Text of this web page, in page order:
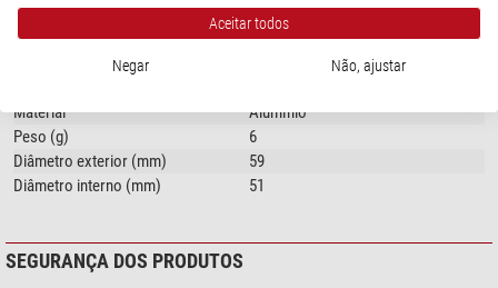
Geral
Tipo
Adaptadores
Tipo de construção
Cilíndro de extensão
Material
Alumínio
Peso (g)
6
Diâmetro exterior (mm)
59
Diâmetro interno (mm)
51
SEGURANÇA DOS PRODUTOS
Aceitar todos
Negar Não, ajustar